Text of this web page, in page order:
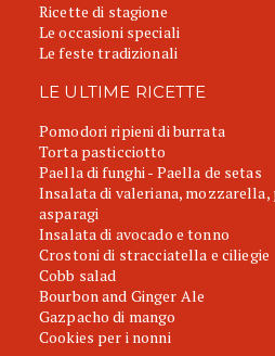
Ricette di stagione
Le occasioni speciali
Le feste tradizionali
LE ULTIME RICETTE
Pomodori ripieni di burrata
Torta pasticciotto
Paella di funghi - Paella de setas
Insalata di valeriana,
asparagi
Insalata di avocado e tonno
Crostoni di stracciatella e ciliegie
Cobb salad
Bourbon and Ginger Ale
Gazpacho di mango
Cookies per i nonni